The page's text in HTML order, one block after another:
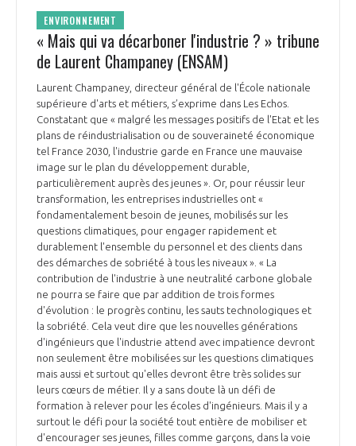
ENVIRONNEMENT
« Mais qui va décarboner l'industrie ? » tribune
de Laurent Champaney (ENSAM)
Laurent Champaney, directeur général de l'École nationale
supérieure d'arts et métiers, s’exprime dans Les Echos.
Constatant que « malgré les messages positifs de l'Etat et les
plans de réindustrialisation ou de souveraineté économique
tel France 2030, l'industrie garde en France une mauvaise
image sur le plan du développement durable,
particulièrement auprès des jeunes ». Or, pour réussir leur
transformation, les entreprises industrielles ont «
fondamentalement besoin de jeunes, mobilisés sur les
questions climatiques, pour engager rapidement et
durablement l'ensemble du personnel et des clients dans
des démarches de sobriété à tous les niveaux ». « La
contribution de l'industrie à une neutralité carbone globale
ne pourra se faire que par addition de trois formes
d'évolution : le progrès continu, les sauts technologiques et
la sobriété. Cela veut dire que les nouvelles générations
d'ingénieurs que l'industrie attend avec impatience devront
non seulement être mobilisées sur les questions climatiques
mais aussi et surtout qu'elles devront être très solides sur
leurs cœurs de métier. Il y a sans doute là un défi de
formation à relever pour les écoles d'ingénieurs. Mais il y a
surtout le défi pour la société tout entière de mobiliser et
d'encourager ses jeunes, filles comme garçons, dans la voie